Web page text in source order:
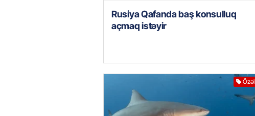
Rusiya Qafanda baş konsulluq
açmaq istəyir
Özəl